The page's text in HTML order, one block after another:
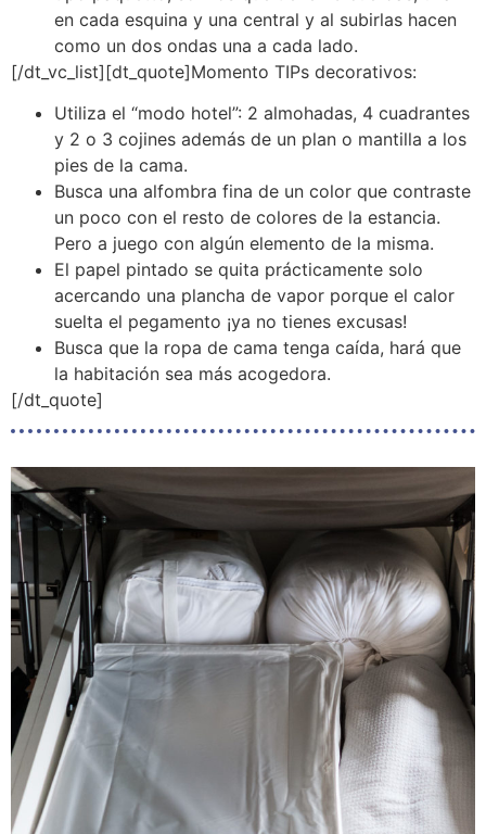
en cada esquina y una central y al subirlas hacen
como un dos ondas una a cada lado.
[/dt_vc_list][dt_quote]Momento TIPs decorativos:
Utiliza el “modo hotel”: 2 almohadas, 4 cuadrantes
y 2 o 3 cojines además de un plan o mantilla a los
pies de la cama.
Busca una alfombra fina de un color que contraste
un poco con el resto de colores de la estancia.
Pero a juego con algún elemento de la misma.
El papel pintado se quita prácticamente solo
acercando una plancha de vapor porque el calor
suelta el pegamento ¡ya no tienes excusas!
Busca que la ropa de cama tenga caída, hará que
la habitación sea más acogedora.
[/dt_quote]